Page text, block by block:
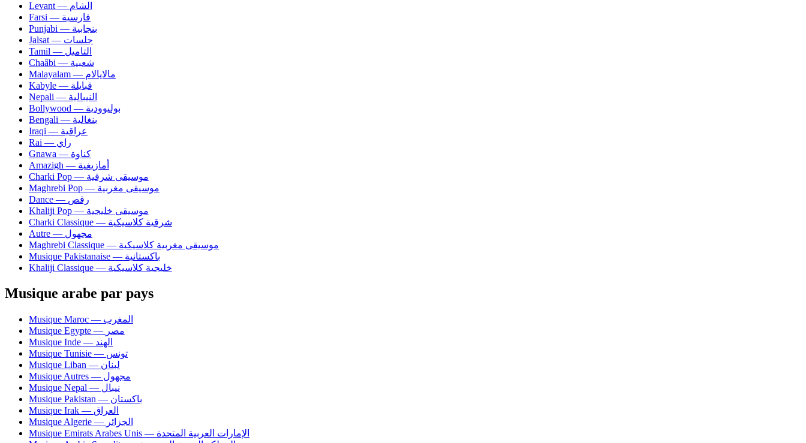
Levant — الشام
Farsi — فارسية
Punjabi — بنجابية
Jalsat — جلسات
Tamil — التاميل
Chaâbi — شعبية
Malayalam — مالايالام
Kabyle — قبايلة
Nepali — النيبالية
Bollywood — بوليوودية
Bengali — بنغالية
Iraqi — عراقية
Rai — راي
Gnawa — كناوة
Amazigh — أمازيغية
Charki Pop — موسيقى شرقية
Maghrebi Pop — موسيقى مغربية
Dance — رقص
Khaliji Pop — موسيقى خليجية
Charki Classique — شرقية كلاسيكية
Autre — مجهول
Maghrebi Classique — موسيقى مغربية كلاسيكية
Musique Pakistanaise — باكستانية
Khaliji Classique — خليجية كلاسيكية
Musique arabe par pays
Musique Maroc — المغرب
Musique Egypte — مصر
Musique Inde — الهند
Musique Tunisie — تونس
Musique Liban — لبنان
Musique Autres — مجهول
Musique Nepal — نيبال
Musique Pakistan — باكستان
Musique Irak — العراق
Musique Algerie — الجزائر
Musique Emirats Arabes Unis — الإمارات العربية المتحدة